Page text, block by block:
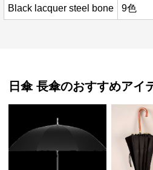
Black lacquer steel bone 9色
日傘 長傘のおすすめアイ